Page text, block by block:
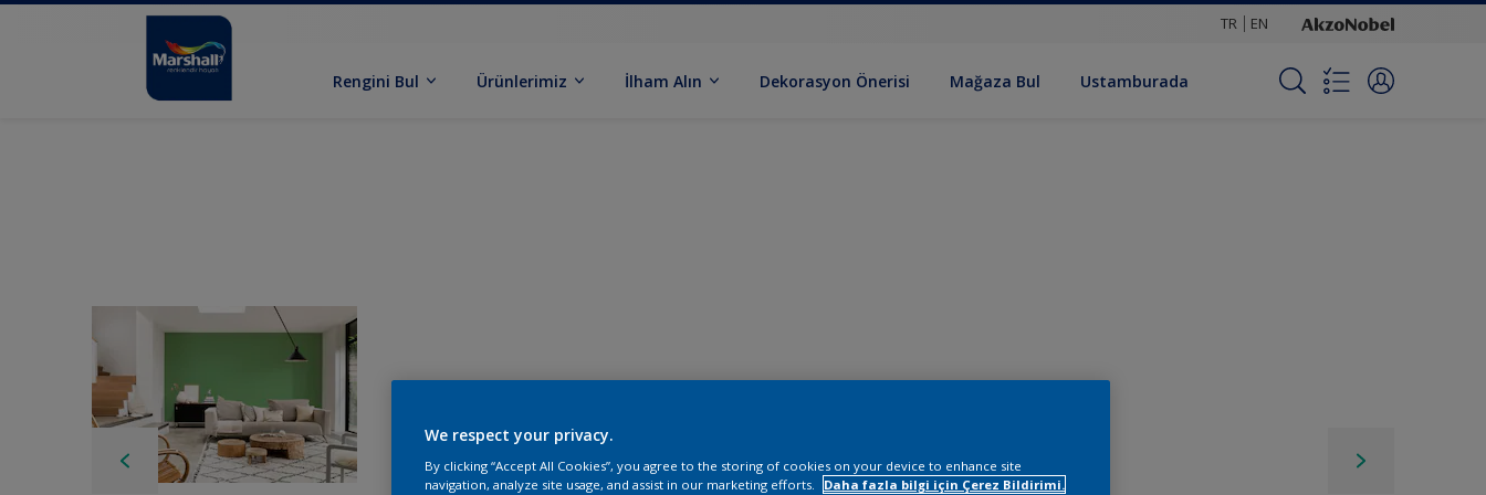
TR EN
Rengini Bul Ürünlerimiz İlham Alın Dekorasyon Önerisi Mağaza Bul Ustamburada
We respect your privacy.
By clicking “Accept All Cookies”, you agree to the storing of cookies on your device to enhance site
navigation, analyze site usage, and assist in our marketing efforts.
Daha fazla bilgi için Çerez Bildirimi.